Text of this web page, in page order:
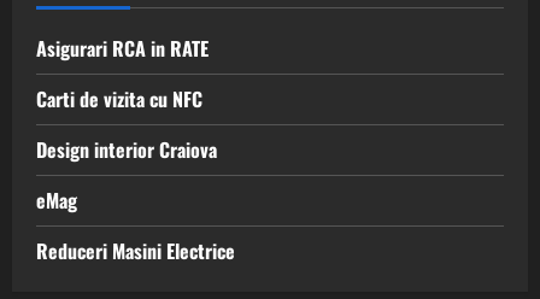
Asigurari RCA in RATE
Carti de vizita cu NFC
Design interior Craiova
eMag
Reduceri Masini Electrice